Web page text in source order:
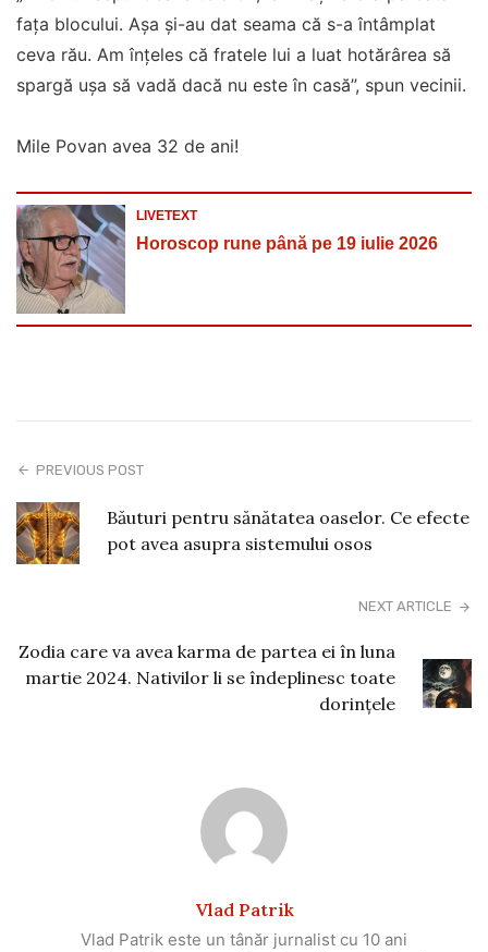
fața blocului. Așa și-au dat seama că s-a întâmplat
ceva rău. Am înțeles că fratele lui a luat hotărârea să
spargă ușa să vadă dacă nu este în casă”, spun vecinii.
Mile Povan avea 32 de ani!
LIVETEXT
Horoscop rune până pe 19 iulie 2026
PREVIOUS POST
Băuturi pentru sănătatea oaselor. Ce efecte
pot avea asupra sistemului osos
NEXT ARTICLE
Zodia care va avea karma de partea ei în luna
martie 2024. Nativilor li se îndeplinesc toate
dorințele
Vlad Patrik
Vlad Patrik este un tânăr jurnalist cu 10 ani